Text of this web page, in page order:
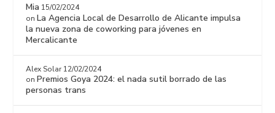
Mia 15/02/2024
on La Agencia Local de Desarrollo de Alicante impulsa
la nueva zona de coworking para jóvenes en
Mercalicante
Alex Solar 12/02/2024
on Premios Goya 2024: el nada sutil borrado de las
personas trans